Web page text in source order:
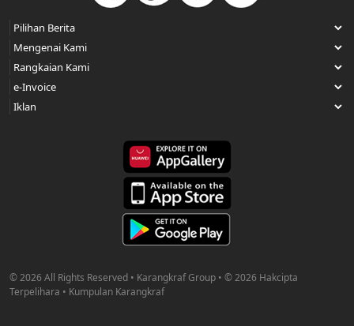
© 2026 All Rights Reserved • Karangkraf Group • © 2026 Hakcipta
Terpelihara • Kumpulan Karangkraf